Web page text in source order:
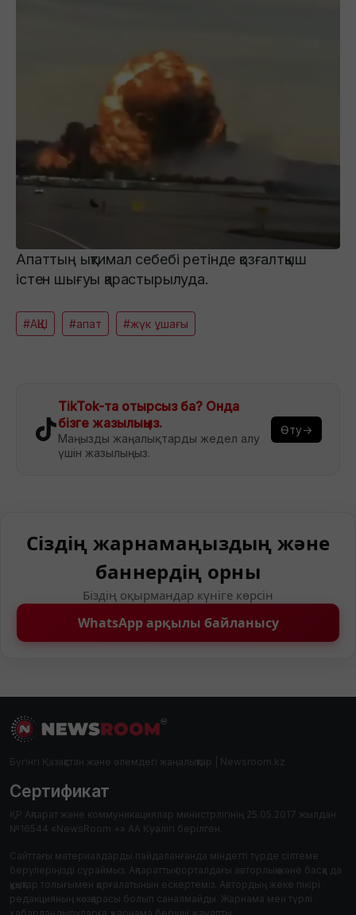
Апаттың ықтимал себебі ретінде қозғалтқыш
істен шығуы қарастырылуда.
#АҚШ #апат #жүк ұшағы
TikTok-та отырсыз ба? Онда
бізге жазылыңыз.
Маңызды жаңалықтарды жедел алу
үшін жазылыңыз.
Өту→
Сіздің жарнамаңыздың және
баннердің орны
Біздің оқырмандар күніге көрсін
WhatsApp арқылы байланысу
Бүгінгі Қазақстан және әлемдегі жаңалықтар | Newsroom.kz
Сертификат
ҚР Ақпарат және коммуникациялар министрлігінің 25.05.2017 жылдан
№16544 «NewsRoom +» АА Куәлігі берілген.
Сайттағы материалдарды пайдаланғанда міндетті түрде сілтеме
берулеріңізді сұраймыз. Ақпараттық порталдағы авторлық және басқа да
құқықтар толығымен қорғалатынын ескертеміз. Автордың жеке пікірі
редакцияның көзқарасы болып саналмайды. Жарнама мен түрлі